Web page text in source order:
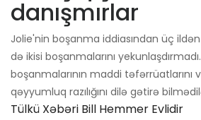
danışmırlar
Jolie'nin boşanma iddiasından üç
də ikisi boşanmalarını
boşanmalarının maddi
qəyyumluq razılığını dilə gətirə
Tülkü Xəbəri Bill Hemmer Evlidir